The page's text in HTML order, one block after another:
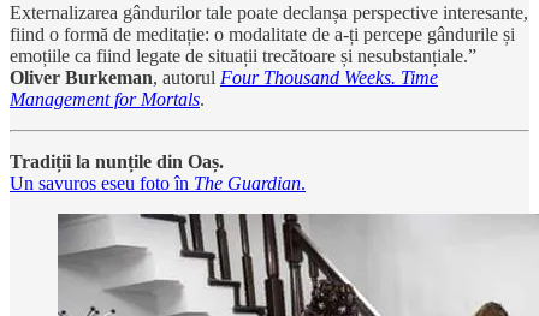
Externalizarea gândurilor tale poate declanșa perspective interesante,
fiind o formă de meditație: o modalitate de a-ți percepe gândurile și
emoțiile ca fiind legate de situații trecătoare și nesubstanțiale.”
Oliver Burkeman, autorul Four Thousand Weeks. Time
Management for Mortals.
Tradiții la nunțile din Oaș.
Un savuros eseu foto în The Guardian.